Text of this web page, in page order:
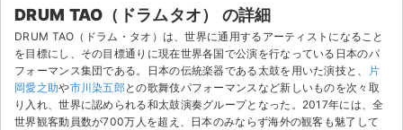
DRUM TAO（ドラムタオ） の詳細
DRUM TAO（ドラム・タオ）は、世界に通用するアーティストになること
を目標にし、その目標通りに現在世界各国で公演を行なっている日本のパ
フォーマンス集団である。日本の伝統楽器である太鼓を用いた演技と、
片
岡愛之助や市川染五郎との歌舞伎パフォーマンスなど新しいものを次々取
り入れ、世界に認められる和太鼓演奏グループとなった。2017年には、全
世界観客動員数が700万人を超え、日本のみならず海外の観客も魅了して